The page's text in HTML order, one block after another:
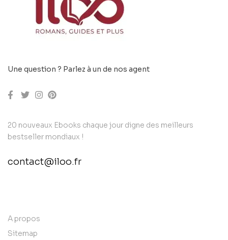
Une question ? Parlez à un de nos agent
20 nouveaux Ebooks chaque jour digne des meilleurs
bestseller mondiaux !
contact@iloo.fr
A propos
Sitemap